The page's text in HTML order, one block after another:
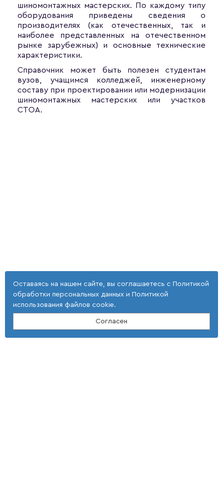
шиномонтажных мастерских. По каждому типу
оборудования приведены сведения о
производителях (как отечественных, так и
наиболее представленных на отечественном
рынке зарубежных) и основные технические
характеристики.
Справочник может быть полезен студентам
вузов, учащимся колледжей, инженерному
составу при проектировании или модернизации
шиномонтажных мастерских или участков
СТОА.
Оставаясь на нашем сайте, вы соглашаетесь с Политикой
обработки персональных данных и Политикой
использования файлов cookie.
Согласен